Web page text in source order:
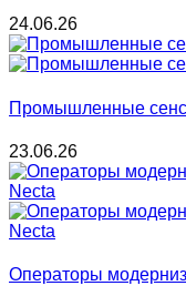
24.06.26
Промышленные
23.06.26
Операторы